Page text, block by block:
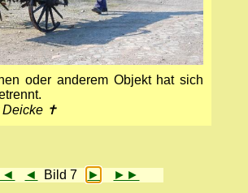
oder anderem Objekt hat sich
Deicke ✝
◄ Bild 7 ► ►►